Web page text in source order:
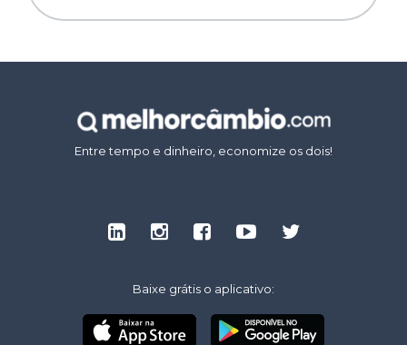
Entre tempo e dinheiro, economize os dois!
Baixe grátis o aplicativo: